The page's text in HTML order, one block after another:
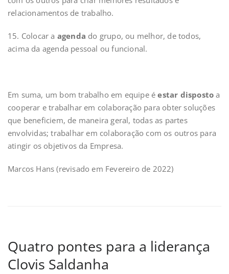
relacionamentos de trabalho.
15. Colocar a agenda do grupo, ou melhor, de todos,
acima da agenda pessoal ou funcional.
Em suma, um bom trabalho em equipe éestar disposto a
cooperar e trabalhar em colaboração para obter soluções
que beneficiem, de maneira geral, todas as partes
envolvidas; trabalhar em colaboração com os outros para
atingir os objetivos da Empresa.
Marcos Hans (revisado em Fevereiro de 2022)
Quatro pontes para a liderança
Clovis Saldanha